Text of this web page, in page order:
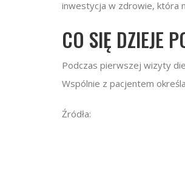
inwestycja w zdrowie, która
CO SIĘ DZIEJE
Podczas pierwszej wizyty
Wspólnie z pacjentem
Źródła: